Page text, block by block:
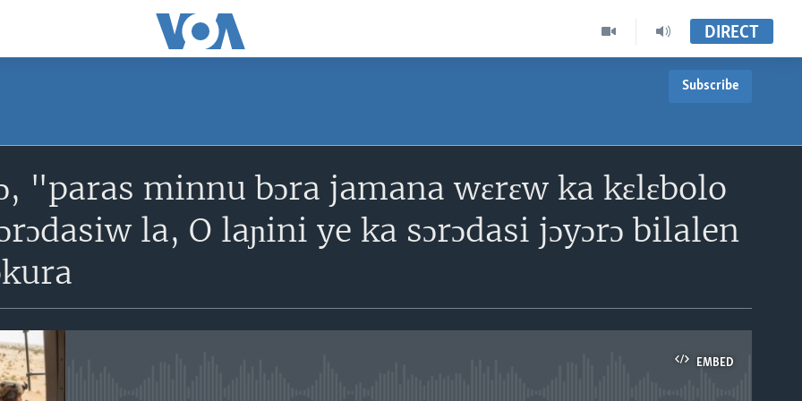
DIRECT
Subscribe
"paras minnu bɔra jamana wɛrɛw ka kɛlɛbolo
la, O laɲini ye ka sɔrɔdasi jɔyɔrɔ bilalen
EMBED